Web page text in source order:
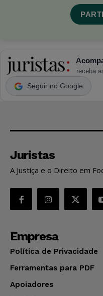
receba
Seguir no Google
Juristas
A Justiça e o Direito em
Empresa
Política de Privacidade
Ferramentas para PDF
Apoiadores